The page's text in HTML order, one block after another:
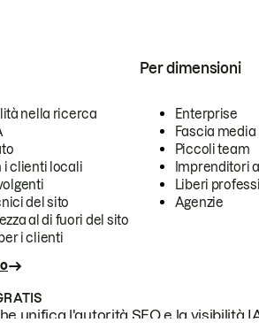
nella ricerca
i clienti locali
del sito
al di fuori del sito
i clienti
Per dimensioni
Enterprise
Fascia media
Piccoli team
Imprenditori
Liberi
Agenzie
unifica l'autorità SEO e la visibilità